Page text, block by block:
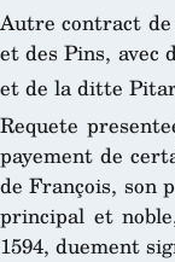
Autre contract de
et des Pins, avec
et de la ditte
Requete
payement de
de François, son
principal et
1594, duement